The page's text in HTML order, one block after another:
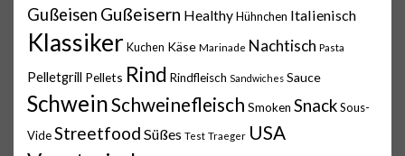
Gußeisen Gußeisern HealthyHühnchen Italienisch
Klassiker Kuchen Käse Marinade Nachtisch Pasta
Pelletgrill Pellets Rind Rindfleisch Sandwiches Sauce
SchweinSchweinefleisch Smoken SnackSous-
VideStreetfood Süßes Test Traeger USA